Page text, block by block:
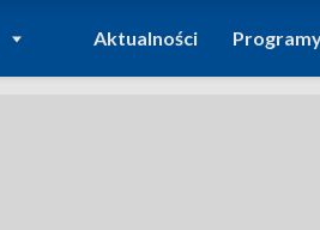
DO
Aktualności